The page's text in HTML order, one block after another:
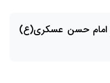
امام حسن عسکری(ع)